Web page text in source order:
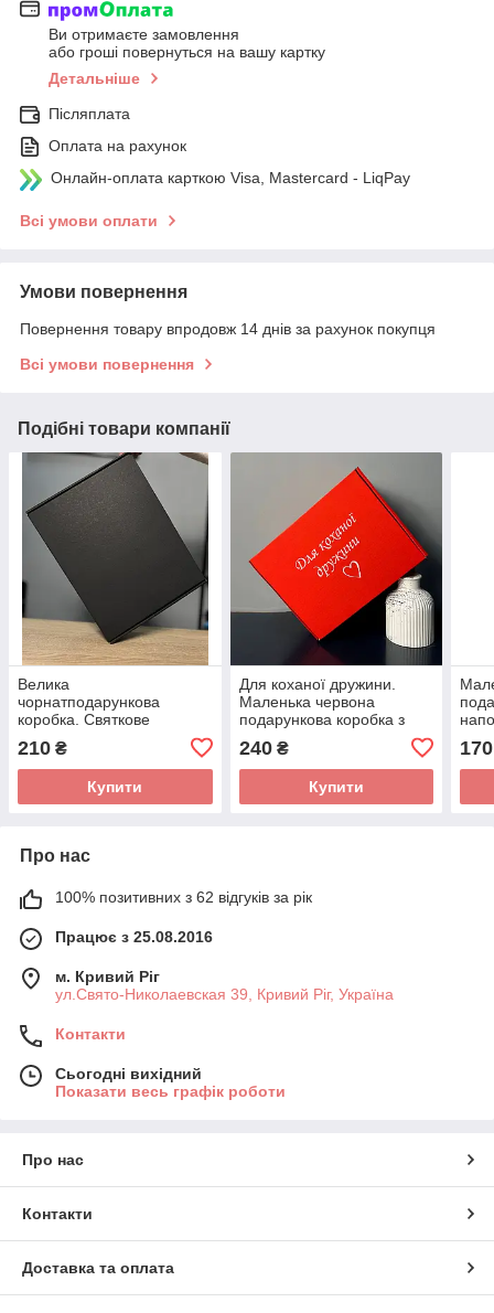
Ви отримаєте замовлення
або гроші повернуться на вашу картку
Детальніше
Післяплата
Оплата на рахунок
Онлайн-оплата карткою Visa, Mastercard - LiqPay
Всі умови оплати
Умови повернення
Повернення товару впродовж 14 днів за рахунок покупця
Всі умови повернення
Подібні товари компанії
Велика
чорнатподарункова
коробка. Святкове
замовлення.
210 ₴
Купити
Для коханої дружини.
Маленька червона
подарункова коробка з
наповнювачем. Святкове
пакування вашого
замовлення.
240₴
Купити
170
Про нас
100% позитивних з 62 відгуків за рік
Працює з 25.08.2016
м. Кривий Ріг
ул.Свято-Николаевская 39, Кривий Ріг, Україна
Контакти
Сьогодні вихідний
Показати весь графік роботи
Про нас
Контакти
Доставка та оплата